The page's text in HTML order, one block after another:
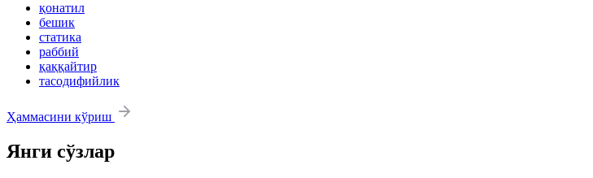
қонатил
бешик
статика
раббий
қаққайтир
тасодифийлик
Ҳаммасини кўриш
Янги сўзлар